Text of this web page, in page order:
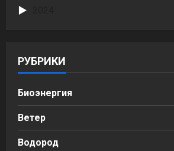
РУБРИКИ
Биоэнергия
Ветер
Водород